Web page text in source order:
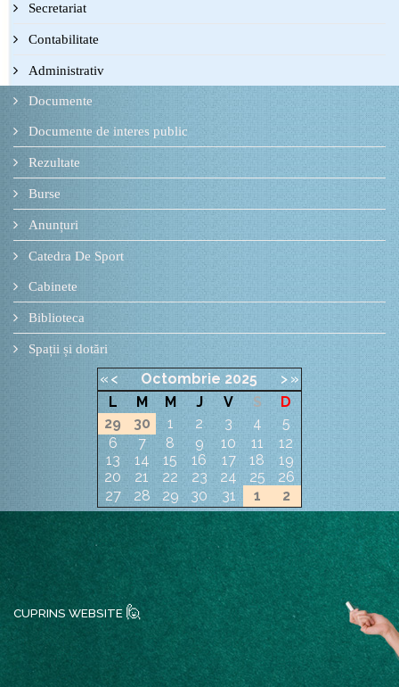
Secretariat
Contabilitate
Administrativ
Documente
Documente de interes public
Rezultate
Burse
Anunțuri
Catedra De Sport
Cabinete
Biblioteca
Spații și dotări
« < Octombrie 2025 > »
L
M M J V S
D
29
30 1 2 3 4
5
6
7 8 9 10 11
12
13
14 15 16 17 18
19
20
21 22 23 24 25
26
27
28 29 30 31 1 2
CUPRINS WEBSITE 🙋